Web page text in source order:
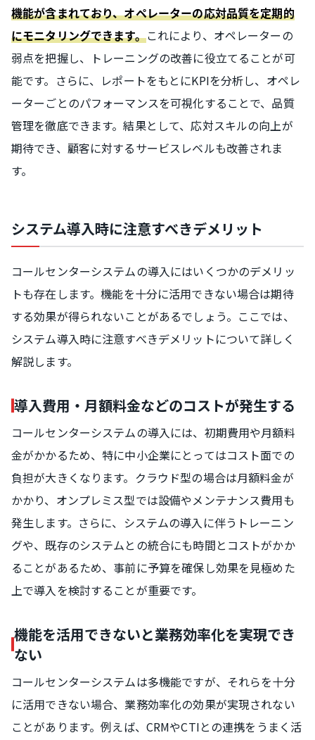
機能が含まれており、オペレーターの応対品質を定期的
にモニタリングできます。これにより、オペレーターの
弱点を把握し、トレーニングの改善に役立てることが可
能です。さらに、レポートをもとにKPIを分析し、オペレ
ーターごとのパフォーマンスを可視化することで、品質
管理を徹底できます。結果として、応対スキルの向上が
期待でき、顧客に対するサービスレベルも改善されま
す。
システム導入時に注意すべきデメリット
コールセンターシステムの導入にはいくつかのデメリッ
トも存在します。機能を十分に活用できない場合は期待
する効果が得られないことがあるでしょう。ここでは、
システム導入時に注意すべきデメリットについて詳しく
解説します。
導入費用・月額料金などのコストが発生する
コールセンターシステムの導入には、初期費用や月額料
金がかかるため、特に中小企業にとってはコスト面での
負担が大きくなります。クラウド型の場合は月額料金が
かかり、オンプレミス型では設備やメンテナンス費用も
発生します。さらに、システムの導入に伴うトレーニン
グや、既存のシステムとの統合にも時間とコストがかか
ることがあるため、事前に予算を確保し効果を見極めた
上で導入を検討することが重要です。
機能を活用できないと業務効率化を実現でき
ない
コールセンターシステムは多機能ですが、それらを十分
に活用できない場合、業務効率化の効果が実現されない
ことがあります。例えば、CRMやCTIとの連携をうまく活